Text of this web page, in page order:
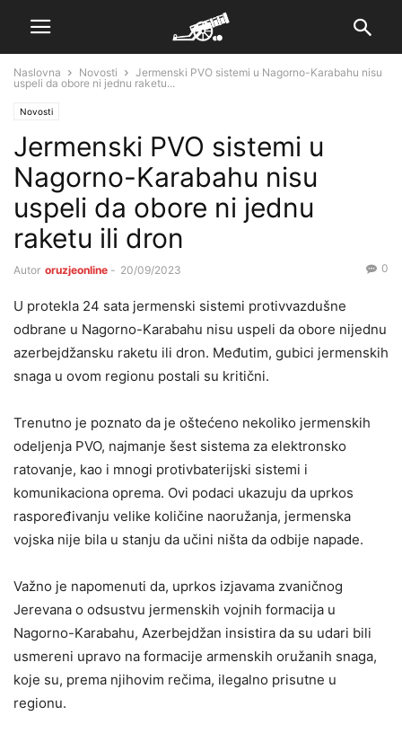
Naslovna Novosti
Jermenski PVO sistemi u Nagorno-Karabahu nisu
uspeli da obore ni jednu raketu...
Novosti
Jermenski PVO sistemi u
Nagorno-Karabahu nisu
uspeli da obore ni jednu
raketu ili dron
Autor oruzjeonline - 20/09/2023 0
U protekla 24 sata jermenski sistemi protivvazdušne
odbrane u Nagorno-Karabahu nisu uspeli da obore nijednu
azerbejdžansku raketu ili dron. Međutim, gubici jermenskih
snaga u ovom regionu postali su kritični.
Trenutno je poznato da je oštećeno nekoliko jermenskih
odeljenja PVO, najmanje šest sistema za elektronsko
ratovanje, kao i mnogi protivbaterijski sistemi i
komunikaciona oprema. Ovi podaci ukazuju da uprkos
raspoređivanju velike količine naoružanja, jermenska
vojska nije bila u stanju da učini ništa da odbije napade.
Važno je napomenuti da, uprkos izjavama zvaničnog
Jerevana o odsustvu jermenskih vojnih formacija u
Nagorno-Karabahu, Azerbejdžan insistira da su udari bili
usmereni upravo na formacije armenskih oružanih snaga,
koje su, prema njihovim rečima, ilegalno prisutne u
regionu.